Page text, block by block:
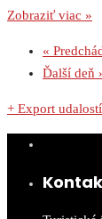
Zobraziť viac »
«
Ďalší deň
+ Export udalostí